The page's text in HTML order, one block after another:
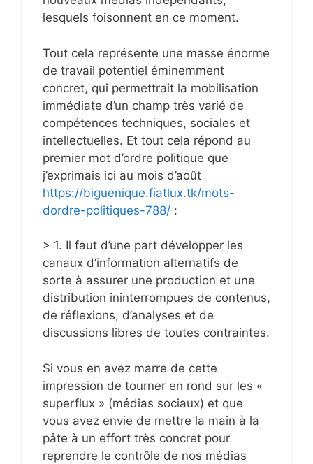
lesquels foisonnent en ce moment.
Tout cela représente une masse énorme
de travail potentiel éminemment
concret, qui permettrait la mobilisation
immédiate d’un champ très varié de
compétences techniques, sociales et
intellectuelles. Et tout cela répond au
premier mot d’ordre politique que
j’exprimais ici au mois d’août
https://biguenique.fiatlux.tk/mots-
dordre-politiques-788/ :
> 1. Il faut d’une part développer les
canaux d’information alternatifs de
sorte à assurer une production et une
distribution ininterrompues de contenus,
de réflexions, d’analyses et de
discussions libres de toutes contraintes.
Si vous en avez marre de cette
impression de tourner en rond sur les «
superflux » (médias sociaux) et que
vous avez envie de mettre la main à la
pâte à un effort très concret pour
reprendre le contrôle de nos médias